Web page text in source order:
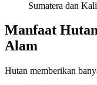
Sumatera dan
Manfaat
Alam
Hutan memberikan